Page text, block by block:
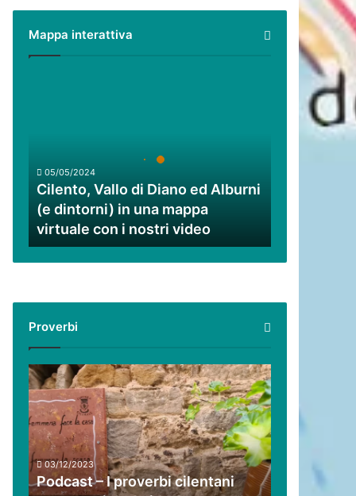
Mappa interattiva
(e
dintorni)
una
mappa
virtuale
video
05/05/2024
Cilento, Vallo di Diano ed Alburni
(e dintorni) in una mappa
virtuale con i nostri video
Proverbi
Podcast
–
I
proverbi
cilentani
raccontati
da
Guido
03/12/2023
Podcast – I proverbi cilentani